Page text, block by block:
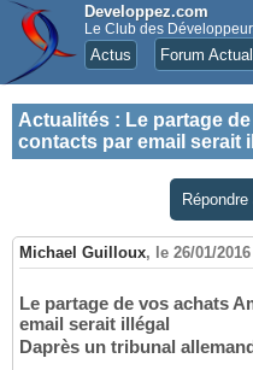
Developpez.com
Le Club des
Actus Forum
Actualités : Le partage
contacts par email serait
Michael Guilloux, le 26/01/
Le partage de vos achats
email serait illégal
Daprès un tribunal